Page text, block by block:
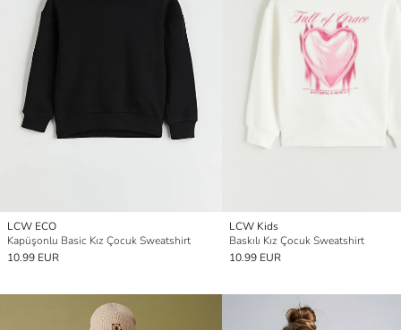
LCW ECO
Kapüşonlu Basic Kız Çocuk Sweatshirt
10.99 EUR
LCW Kids
Baskılı Kız Çocuk Sweatshirt
10.99 EUR